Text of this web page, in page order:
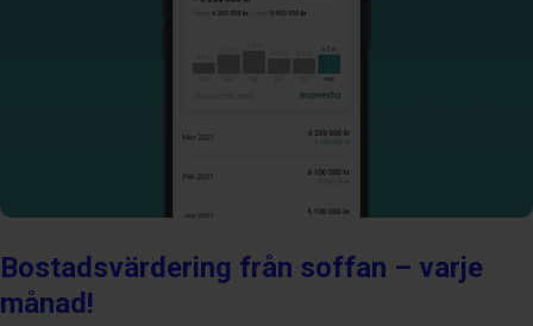
Bostadsvärdering från soffan – varje
månad!